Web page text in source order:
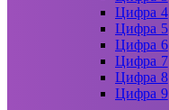
Цифра 4
Цифра 5
Цифра 6
Цифра 7
Цифра 8
Цифра 9